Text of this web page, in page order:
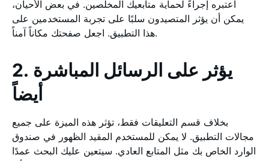
اعتبره إجراءً لحماية متابعيك المخلصين. في بعض الأحيان،
يمكن أن يؤثر المتصيدون سلبًا على تجربة المستخدمين على
هذا التطبيق. اجعل صفحتك مكاناً آمناً.
2. يؤثر على الرسائل المباشرة
أيضاً
بخلاف قسم التعليقات فقط، تؤثر هذه الميزة على جميع
مجالات التطبيق. لا يمكن للمستخدم المقيد الظهور في صندوق
الوارد الخاص بك مثل المتابع العادي. سيتعين عليك البحث عمدًا